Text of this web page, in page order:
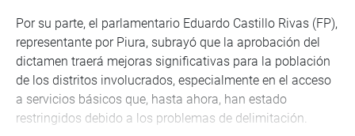
Por su parte, el parlamentario Eduardo Castillo Rivas (FP),
representante por Piura, subrayó que la aprobación del
dictamen traerá mejoras significativas para la población
de los distritos involucrados, especialmente en el acceso
a servicios básicos que, hasta ahora, han estado
restringidos debido a los problemas de delimitación.